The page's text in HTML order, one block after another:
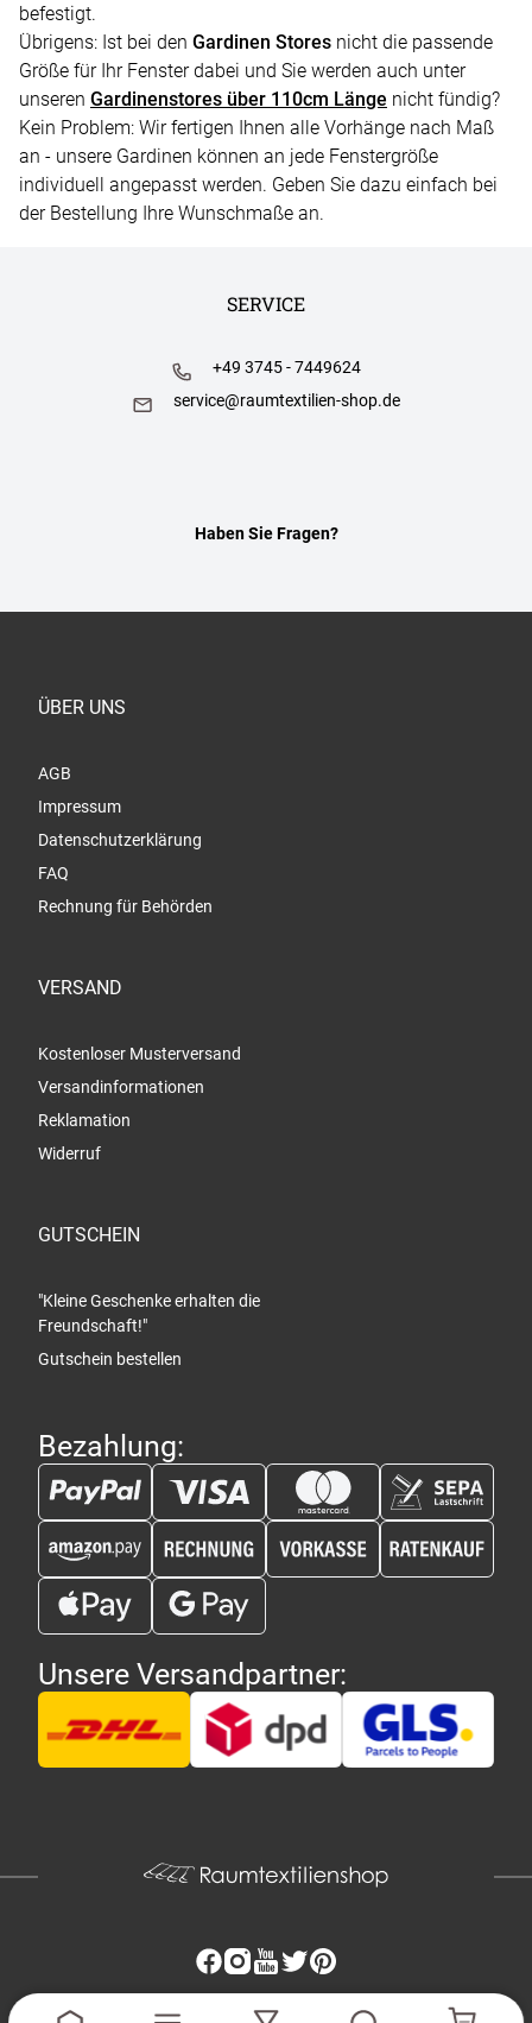
befestigt.
Übrigens: Ist bei den Gardinen Stores nicht die passende
Größe für Ihr Fenster dabei und Sie werden auch unter
unseren Gardinenstores über 110cm Länge nicht fündig?
Kein Problem: Wir fertigen Ihnen alle Vorhänge nach Maß
an - unsere Gardinen können an jede Fenstergröße
individuell angepasst werden. Geben Sie dazu einfach bei
der Bestellung Ihre Wunschmaße an.
SERVICE
Haben Sie Fragen?
+49 3745 - 7449624
service@raumtextilien-shop.de
ÜBER UNS
AGB
Impressum
Datenschutzerklärung
FAQ
Rechnung für Behörden
VERSAND
Kostenloser Musterversand
Versandinformationen
Reklamation
Widerruf
GUTSCHEIN
"Kleine Geschenke erhalten die
Freundschaft!"
Gutschein bestellen
Bezahlung:
Unsere Versandpartner: